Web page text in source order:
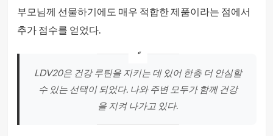
부모님께 선물하기에도 매우 적합한 제품이라는 점에서
추가 점수를 얻었다.
LDV20은 건강 루틴을 지키는 데 있어 한층 더 안심할
수 있는 선택이 되었다. 나와 주변 모두가 함께 건강
을 지켜 나가고 있다.